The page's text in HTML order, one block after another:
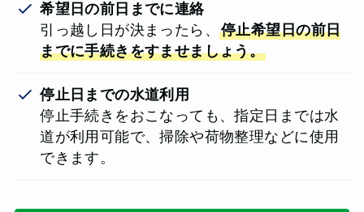
希望日の前日までに連絡
引っ越し日が決まったら、停止希望日の前日
までに手続きをすませましょう。
停止日までの水道利用
停止手続きをおこなっても、指定日までは水
道が利用可能で、掃除や荷物整理などに使用
できます。